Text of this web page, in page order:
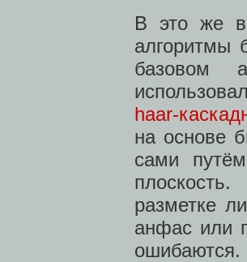
В это же
алгоритмы
базовом
haar-
на основе
сами
разметке
анфас или
ошибаются.